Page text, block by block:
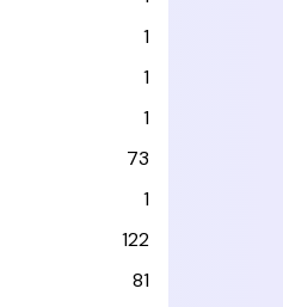
1
1
1
73
1
122
81